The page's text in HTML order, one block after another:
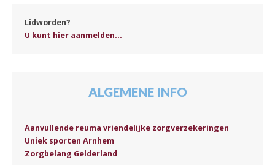
Lidworden?
U kunt hier aanmelden...
ALGEMENE INFO
Aanvullende reuma vriendelijke zorgverzekeringen
Uniek sporten Arnhem
Zorgbelang Gelderland